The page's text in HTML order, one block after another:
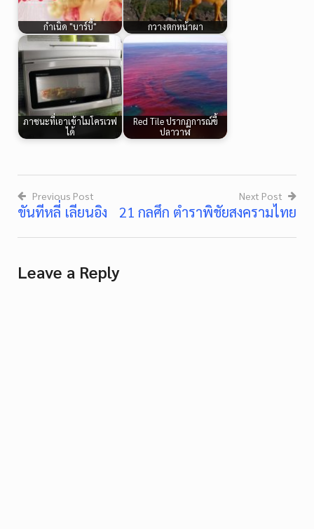
กำเนิด "บาร์บี้" กวางตกหน้าผา
ภาชนะที่เอาเข้าไมโครเวฟ
ได้
Red Tile ปรากฏการณ์ขี้
ปลาวาฬ
Post
navigation
Previous Post
ขันทีหลี่ เลียนอิง
Next Post
21 กลศึก ตำราพิชัยสงครามไทย
Leave a Reply